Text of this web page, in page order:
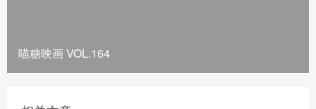
喵糖映画 VOL.164